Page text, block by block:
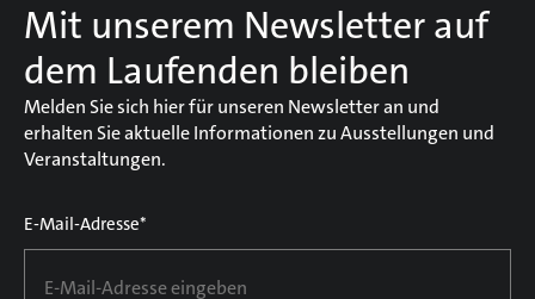
Mit unserem Newsletter auf
dem Laufenden bleiben
Melden Sie sich hier für unseren Newsletter an und
erhalten Sie aktuelle Informationen zu Ausstellungen und
Veranstaltungen.
E-Mail-Adresse*